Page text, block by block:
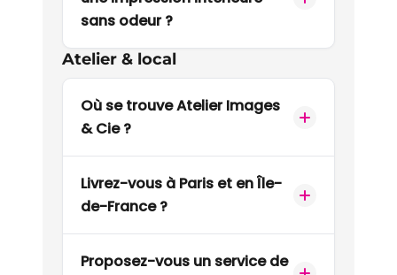
sans odeur ?
Atelier & local
Où se trouve Atelier Images
& Cie ?
Livrez-vous à Paris et en Île-
de-France ?
Proposez-vous un service de